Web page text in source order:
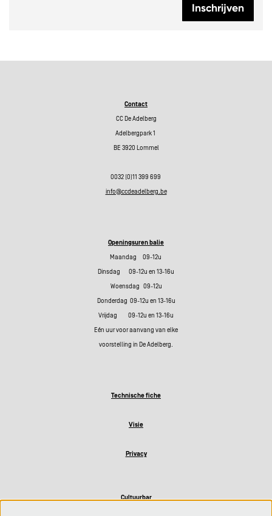
Inschrijven
Contact
CC De Adelberg
Adelbergpark 1
BE 3920 Lommel
0032 (0)11 399 699
info@ccdeadelberg.be
Openingsuren balie
Maandag 09-12u
Dinsdag 09-12u en 13-16u
Woensdag 09-12u
Donderdag 09-12u en 13-16u
Vrijdag 09-12u en 13-16u
Eén uur voor aanvang van elke
voorstelling in De Adelberg.
Technische fiche
Visie
Privacy
Cultuurbar